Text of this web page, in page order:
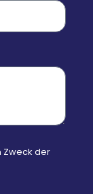
Zweck der